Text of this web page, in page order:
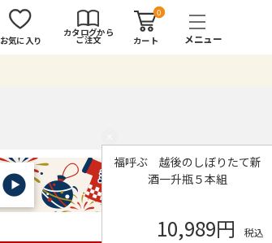
お気に入り
カタログから
ご注文
0
カート
福呼ぶ 越後のしぼりたて新
酒一升瓶５本組
10,989円 税込